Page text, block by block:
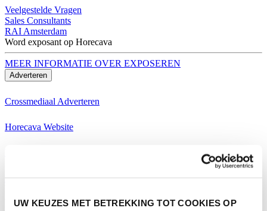
UW KEUZES MET BETREKKING TOT COOKIES OP
Veelgestelde Vragen
Sales Consultants
RAI Amsterdam
Word exposant op Horecava
MEER INFORMATIE OVER EXPOSEREN
Adverteren
Crossmediaal Adverteren
Horecava Website
Horecava Social Media